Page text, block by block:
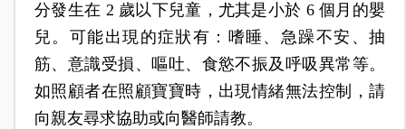
分發生在 2 歲以下兒童，尤其是小於 6 個月的嬰
兒。可能出現的症狀有：嗜睡、急躁不安、抽
筋、意識受損、嘔吐、食慾不振及呼吸異常等。
如照顧者在照顧寶寶時，出現情緒無法控制，請
向親友尋求協助或向醫師請教。